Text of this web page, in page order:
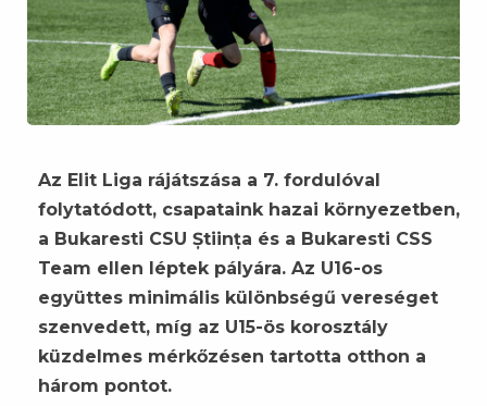
Az Elit Liga rájátszása a 7. fordulóval
folytatódott, csapataink hazai környezetben,
a Bukaresti CSU Știința és a Bukaresti CSS
Team ellen léptek pályára. Az U16-os
együttes minimális különbségű vereséget
szenvedett, míg az U15-ös korosztály
küzdelmes mérkőzésen tartotta otthon a
három pontot.